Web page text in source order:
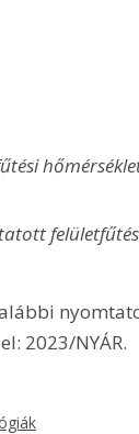
2023/NYÁR.